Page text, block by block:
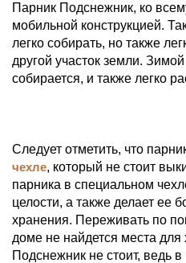
Парник Подснежник, ко
мобильной конструкцией.
легко собирать, но также
другой участок земли.
собирается, и также легко
Следует отметить, что
чехле, который не стоит
парника в специальном
целости, а также делает ее
хранения. Переживать по
доме не найдется места для
Подснежник не стоит, ведь